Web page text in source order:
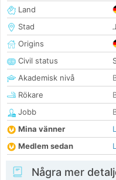
Land
Stad
Origins
Civil status
Akademisk nivå
Rökare
Jobb
Mina vänner
Medlem sedan
Några mer